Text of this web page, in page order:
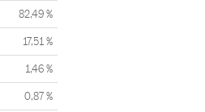
82,49 %
17,51 %
1,46 %
0,87 %